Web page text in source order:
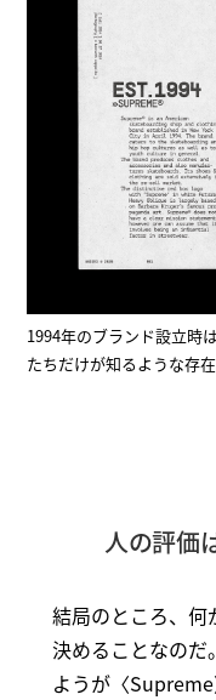
1994年のブランド設立時
たちだけが知るような存在
人の評価
結局のところ、何
決めることなのだ
ようが〈